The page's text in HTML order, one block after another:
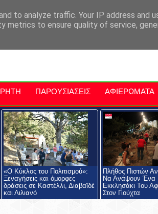
Εκδηλώσεις Στην Κρήτη Kriti Traveller
ΠΑΡΟΥΣΙΑΣΕΙΣ ΑΦΙΕΡΩΜΑΤΑ
«Ο Κύκλος του Πολιτισμού»:
Ξεναγήσεις και όμορφες
δράσεις σε Καστέλλι, Διαβαϊδέ
και Λιλιανό
Πλήθος Πιστών
Να Ανάψουν Ένα
Εκκλησάκι Του
Στον Γιούχτα
to analyze traffic. Your IP address and
metrics to ensure quality of service,